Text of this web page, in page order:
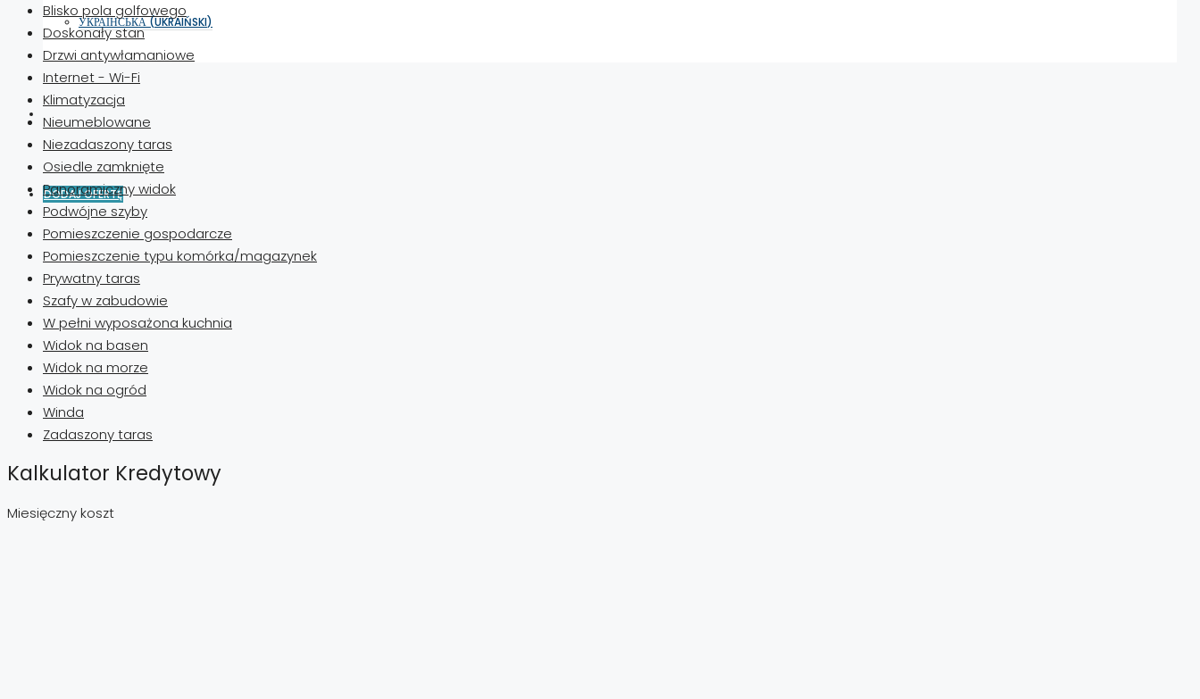
УКРАЇНСЬКА(UKRAIŃSKI)
DODAJ OFERTĘ
Blisko pola golfowego
Doskonały stan
Drzwi antywłamaniowe
Internet - Wi-Fi
Klimatyzacja
Nieumeblowane
Niezadaszony taras
Osiedle zamknięte
Panoramiczny widok
Podwójne szyby
Pomieszczenie gospodarcze
Pomieszczenie typu komórka/magazynek
Prywatny taras
Szafy w zabudowie
W pełni wyposażona kuchnia
Widok na basen
Widok na morze
Widok na ogród
Winda
Zadaszony taras
Kalkulator Kredytowy
Miesięczny koszt